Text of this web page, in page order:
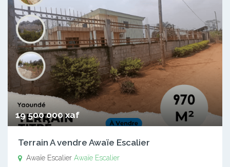
19 500 000 xaf
Terrain A vendre Awaïe Escalier
Awaïe Escalier Awaïe Escalier